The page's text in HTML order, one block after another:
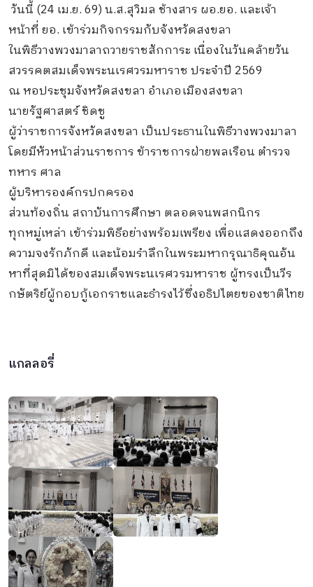
วันนี้ (24 เม.ย. 69) น.ส.สุวิมล ช้างสาร ผอ.ยอ. และเจ้า
หน้าที่ ยอ. เข้าร่วมกิจกรรมกับจังหวัดสงขลา
ในพิธีวางพวงมาลาถวายราชสักการะ เนื่องในวันคล้ายวัน
สวรรคตสมเด็จพระนเรศวรมหาราช ประจำปี 2569
ณ หอประชุมจังหวัดสงขลา อำเภอเมืองสงขลา
นายรัฐศาสตร์ ชิดชู
ผู้ว่าราชการจังหวัดสงขลา เป็นประธานในพิธีวางพวงมาลา
โดยมีหัวหน้าส่วนราชการ ข้าราชการฝ่ายพลเรือน ตำรวจ
ทหาร ศาล
ผู้บริหารองค์กรปกครอง
ส่วนท้องถิ่น สถาบันการศึกษา ตลอดจนพสกนิกร
ทุกหมู่เหล่า เข้าร่วมพิธีอย่างพร้อมเพรียง เพื่อแสดงออกถึง
ความจงรักภักดี และน้อมรำลึกในพระมหากรุณาธิคุณอัน
หาที่สุดมิได้ของสมเด็จพระนเรศวรมหาราช ผู้ทรงเป็นวีร
กษัตริย์ผู้กอบกู้เอกราชและธำรงไว้ซึ่งอธิปไตยของชาติไทย
แกลลอรี่